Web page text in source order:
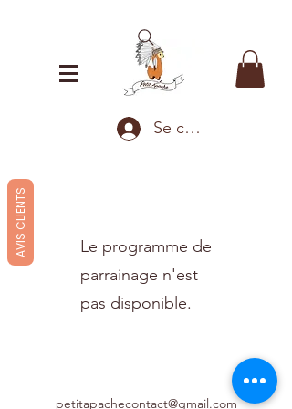
Se connecter
Le programme de
parrainage n'est
pas disponible.
petitapachecontact@gmail.com
AVIS CLIENTS